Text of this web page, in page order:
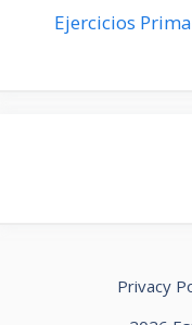
Ejercicios
Privacy